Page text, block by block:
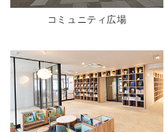
コミュニティ広場